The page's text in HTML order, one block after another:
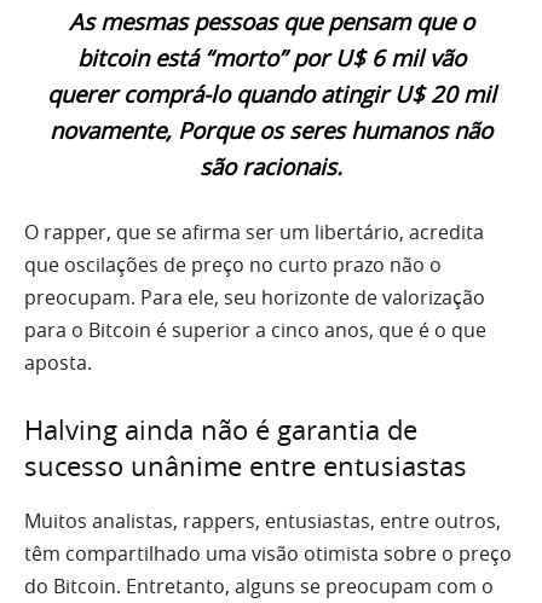
As mesmas pessoas que pensam que o
bitcoin está “morto” por U$ 6 mil vão
querer comprá-lo quando atingir U$ 20 mil
novamente, Porque os seres humanos não
são racionais.
O rapper, que se afirma ser um libertário, acredita
que oscilações de preço no curto prazo não o
preocupam. Para ele, seu horizonte de valorização
para o Bitcoin é superior a cinco anos, que é o que
aposta.
Halving ainda não é garantia de
sucesso unânime entre entusiastas
Muitos analistas, rappers, entusiastas, entre outros,
têm compartilhado uma visão otimista sobre o preço
do Bitcoin. Entretanto, alguns se preocupam com o